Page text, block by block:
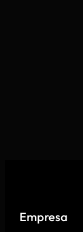
Empresa